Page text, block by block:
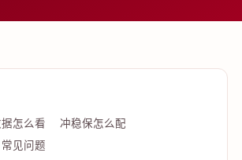
怎么看
冲稳保怎么配
常见问题